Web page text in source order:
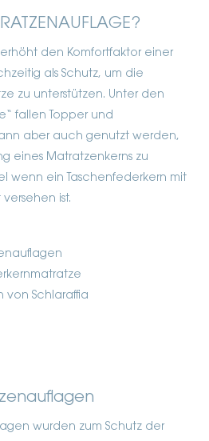
erhöht den Komfortfaktor einer
als Schutz, um die
zu unterstützen. Unter den
fallen Topper und
aber auch genutzt werden,
eines Matratzenkerns zu
wenn ein Taschenfederkern mit
ist.
von Schlaraffia
wurden zum Schutz der